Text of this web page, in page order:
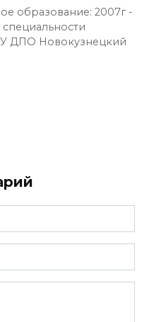
образование: 2007г -
ДПО Новокузнецкий